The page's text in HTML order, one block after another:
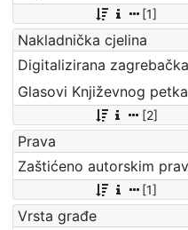
[1]
Nakladnička cjelina
Glasovi Književnog petka
[2]
Prava
Zaštićeno autorskim
[1]
Vrsta građe